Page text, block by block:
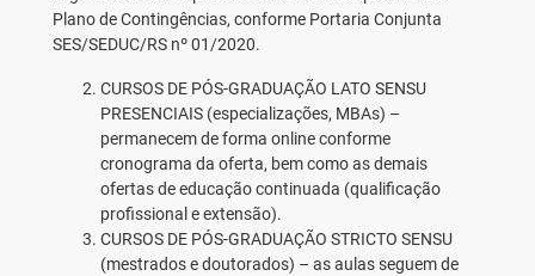
Plano de Contingências, conforme Portaria Conjunta
SES/SEDUC/RS nº 01/2020.
CURSOS DE PÓS-GRADUAÇÃO LATO SENSU
PRESENCIAIS (especializações, MBAs) –
permanecem de forma online conforme
cronograma da oferta, bem como as demais
ofertas de educação continuada (qualificação
profissional e extensão).
CURSOS DE PÓS-GRADUAÇÃO STRICTO SENSU
(mestrados e doutorados) – as aulas seguem de